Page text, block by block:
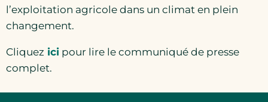
l’exploitation agricole dans un climat en plein
changement.
Cliquez ici pour lire le communiqué de presse
complet.